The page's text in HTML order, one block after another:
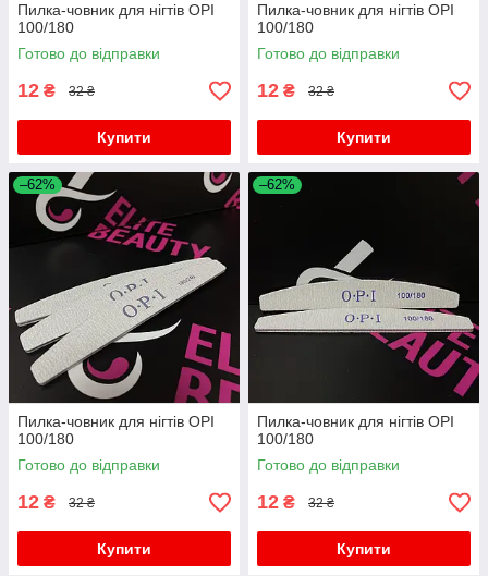
Пилка-човник для нігтів OPI
100/180
Готово до відправки
12 ₴ 32 ₴
Купити
Пилка-човник для нігтів OPI
100/180
Готово до відправки
12 ₴ 32 ₴
Купити
–62%
Пилка-човник для нігтів OPI
100/180
Готово до відправки
12 ₴ 32 ₴
Купити
–62%
Пилка-човник для нігтів OPI
100/180
Готово до відправки
12 ₴ 32 ₴
Купити